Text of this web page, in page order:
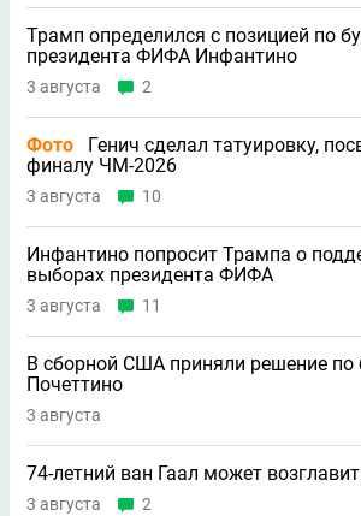
Трамп определился с позицией по
президента ФИФА Инфантино
3 августа 2
Фото
Генич сделал татуировку,
финалу ЧМ-2026
3 августа 10
Инфантино попросит Трампа о
выборах президента ФИФА
3 августа 11
В сборной США приняли решение
Почеттино
3 августа
74-летний ван Гаал может
3 августа 2